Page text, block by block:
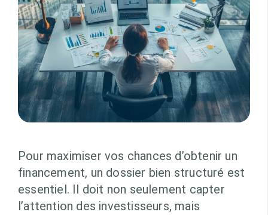
Pour maximiser vos chances d’obtenir un
financement, un dossier bien structuré est
essentiel. Il doit non seulement capter
l’attention des investisseurs, mais